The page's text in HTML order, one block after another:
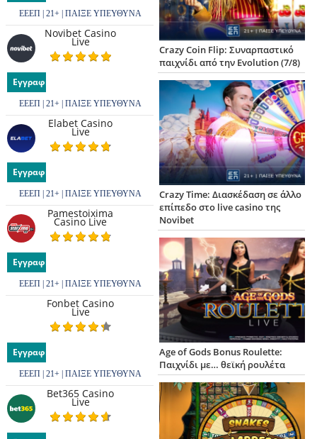
ΕΕΕΠ | 21+ | ΠΑΙΞΕ ΥΠΕΥΘΥΝΑ
Novibet Casino
Live
Εγγραφή
ΕΕΕΠ | 21+ | ΠΑΙΞΕ ΥΠΕΥΘΥΝΑ
Elabet Casino
Live
Εγγραφή
ΕΕΕΠ | 21+ | ΠΑΙΞΕ ΥΠΕΥΘΥΝΑ
Pamestoixima
Casino Live
Εγγραφή
ΕΕΕΠ | 21+ | ΠΑΙΞΕ ΥΠΕΥΘΥΝΑ
Fonbet Casino
Live
Εγγραφή
ΕΕΕΠ | 21+ | ΠΑΙΞΕ ΥΠΕΥΘΥΝΑ
Bet365 Casino
Live
Crazy Coin Flip: Συναρπαστικό
παιχνίδι από την Evolution (7/8)
Crazy Time: Διασκέδαση σε άλλο
επίπεδο στο live casino της
Novibet
Age of Gods Bonus Roulette:
Παιχνίδι με… θεϊκή ρουλέτα